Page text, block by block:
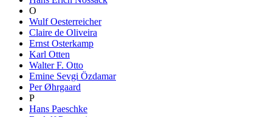
O
Wulf Oesterreicher
Claire de Oliveira
Ernst Osterkamp
Karl Otten
Walter F. Otto
Emine Sevgi Özdamar
Per Øhrgaard
P
Hans Paeschke